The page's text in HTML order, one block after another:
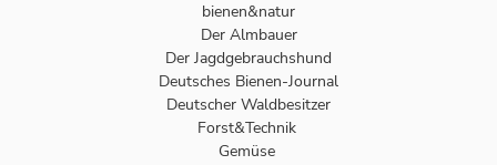
bienen&natur
Der Almbauer
Der Jagdgebrauchshund
Deutsches Bienen-Journal
Deutscher Waldbesitzer
Forst&Technik
Gemüse